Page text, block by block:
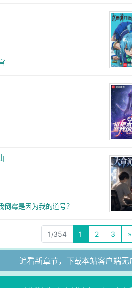
霉是因为我的道号？
1/354 1 2 3 »
追看新章节，下载本站客户端无